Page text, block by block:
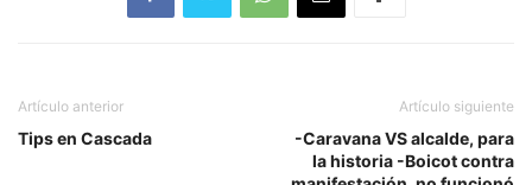
Artículo anterior
Tips en Cascada
Artículo siguiente
-Caravana VS alcalde, para
la historia -Boicot contra